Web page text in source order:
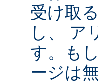
受け取
し、 ア
す。も
ージは